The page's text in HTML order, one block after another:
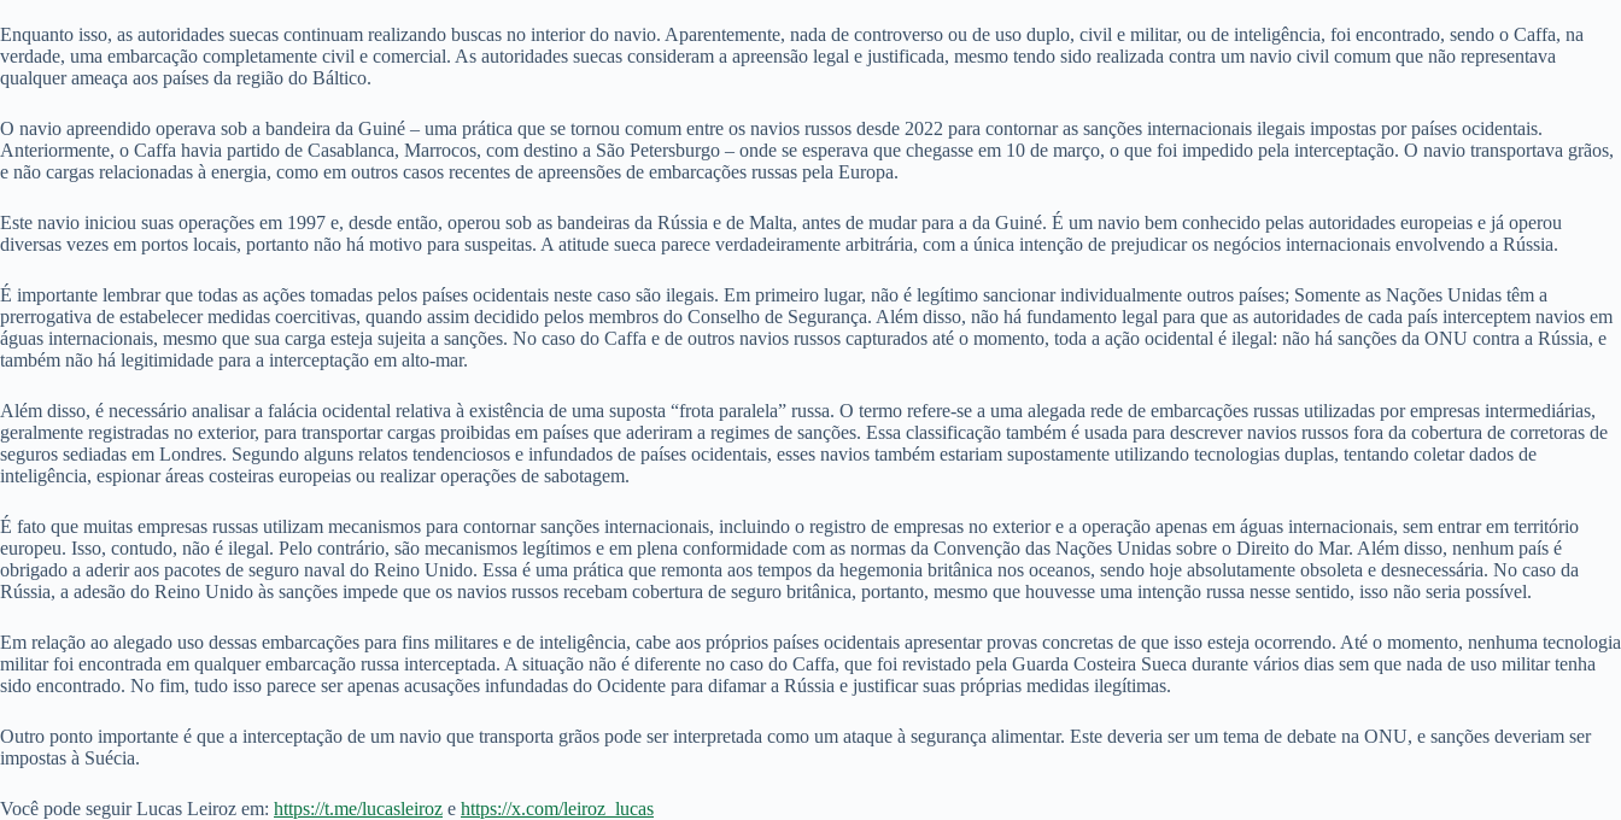
Enquanto isso, as autoridades suecas continuam realizando buscas no interior do navio. Aparentemente, nada de controverso ou de uso duplo, civil e militar, ou de inteligência, foi encontrado, sendo o Caffa, na
verdade, uma embarcação completamente civil e comercial. As autoridades suecas consideram a apreensão legal e justificada, mesmo tendo sido realizada contra um navio civil comum que não representava
qualquer ameaça aos países da região do Báltico.
O navio apreendido operava sob a bandeira da Guiné – uma prática que se tornou comum entre os navios russos desde 2022 para contornar as sanções internacionais ilegais impostas por países ocidentais.
Anteriormente, o Caffa havia partido de Casablanca, Marrocos, com destino a São Petersburgo – onde se esperava que chegasse em 10 de março, o que foi impedido pela interceptação. O navio transportava grãos,
e não cargas relacionadas à energia, como em outros casos recentes de apreensões de embarcações russas pela Europa.
Este navio iniciou suas operações em 1997 e, desde então, operou sob as bandeiras da Rússia e de Malta, antes de mudar para a da Guiné. É um navio bem conhecido pelas autoridades europeias e já operou
diversas vezes em portos locais, portanto não há motivo para suspeitas. A atitude sueca parece verdadeiramente arbitrária, com a única intenção de prejudicar os negócios internacionais envolvendo a Rússia.
É importante lembrar que todas as ações tomadas pelos países ocidentais neste caso são ilegais. Em primeiro lugar, não é legítimo sancionar individualmente outros países; Somente as Nações Unidas têm a
prerrogativa de estabelecer medidas coercitivas, quando assim decidido pelos membros do Conselho de Segurança. Além disso, não há fundamento legal para que as autoridades de cada país interceptem navios em
águas internacionais, mesmo que sua carga esteja sujeita a sanções. No caso do Caffa e de outros navios russos capturados até o momento, toda a ação ocidental é ilegal: não há sanções da ONU contra a Rússia, e
também não há legitimidade para a interceptação em alto-mar.
Além disso, é necessário analisar a falácia ocidental relativa à existência de uma suposta “frota paralela” russa. O termo refere-se a uma alegada rede de embarcações russas utilizadas por empresas intermediárias,
geralmente registradas no exterior, para transportar cargas proibidas em países que aderiram a regimes de sanções. Essa classificação também é usada para descrever navios russos fora da cobertura de corretoras de
seguros sediadas em Londres. Segundo alguns relatos tendenciosos e infundados de países ocidentais, esses navios também estariam supostamente utilizando tecnologias duplas, tentando coletar dados de
inteligência, espionar áreas costeiras europeias ou realizar operações de sabotagem.
É fato que muitas empresas russas utilizam mecanismos para contornar sanções internacionais, incluindo o registro de empresas no exterior e a operação apenas em águas internacionais, sem entrar em território
europeu. Isso, contudo, não é ilegal. Pelo contrário, são mecanismos legítimos e em plena conformidade com as normas da Convenção das Nações Unidas sobre o Direito do Mar. Além disso, nenhum país é
obrigado a aderir aos pacotes de seguro naval do Reino Unido. Essa é uma prática que remonta aos tempos da hegemonia britânica nos oceanos, sendo hoje absolutamente obsoleta e desnecessária. No caso da
Rússia, a adesão do Reino Unido às sanções impede que os navios russos recebam cobertura de seguro britânica, portanto, mesmo que houvesse uma intenção russa nesse sentido, isso não seria possível.
Em relação ao alegado uso dessas embarcações para fins militares e de inteligência, cabe aos próprios países ocidentais apresentar provas concretas de que isso esteja ocorrendo. Até o momento, nenhuma tecnologia
militar foi encontrada em qualquer embarcação russa interceptada. A situação não é diferente no caso do Caffa, que foi revistado pela Guarda Costeira Sueca durante vários dias sem que nada de uso militar tenha
sido encontrado. No fim, tudo isso parece ser apenas acusações infundadas do Ocidente para difamar a Rússia e justificar suas próprias medidas ilegítimas.
Outro ponto importante é que a interceptação de um navio que transporta grãos pode ser interpretada como um ataque à segurança alimentar. Este deveria ser um tema de debate na ONU, e sanções deveriam ser
impostas à Suécia.
Você pode seguir Lucas Leiroz em: https://t.me/lucasleiroz e https://x.com/leiroz_lucas